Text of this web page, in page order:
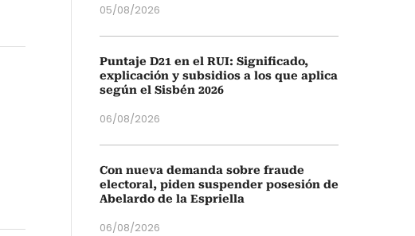
05/08/2026
Puntaje D21 en el RUI: Significado,
explicación y subsidios a los que aplica
según el Sisbén 2026
06/08/2026
Con nueva demanda sobre fraude
electoral, piden suspender posesión de
Abelardo de la Espriella
06/08/2026